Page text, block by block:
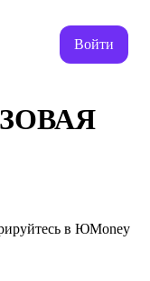
Войти
в ЮMoney